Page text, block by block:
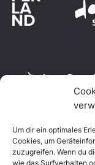
Um dir ein optimales
Cookies, um
zuzugreifen. Wenn du
wie das Surfverhalten
Logo
Datenschutzerklärung
Impressum
Cookie-Richtlinie (EU)